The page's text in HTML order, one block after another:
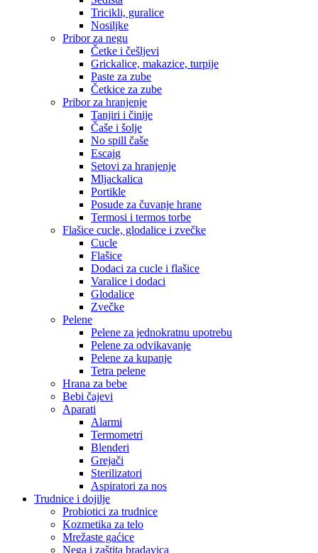
Tricikli, guralice
Nosiljke
Pribor za negu
Četke i češljevi
Grickalice, makazice, turpije
Paste za zube
Četkice za zube
Pribor za hranjenje
Tanjiri i činije
Čaše i šolje
No spill čaše
Escajg
Setovi za hranjenje
Mljackalica
Portikle
Posude za čuvanje hrane
Termosi i termos torbe
Flašice cucle, glodalice i zvečke
Cucle
Flašice
Dodaci za cucle i flašice
Varalice i dodaci
Glodalice
Zvečke
Pelene
Pelene za jednokratnu upotrebu
Pelene za odvikavanje
Pelene za kupanje
Tetra pelene
Hrana za bebe
Bebi čajevi
Aparati
Alarmi
Termometri
Blenderi
Grejači
Sterilizatori
Aspiratori za nos
Trudnice i dojilje
Probiotici za trudnice
Kozmetika za telo
Mrežaste gaćice
Nega i zaštita bradavica